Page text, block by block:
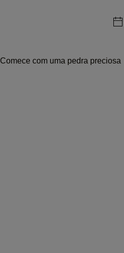
Comece com uma pedra preciosa